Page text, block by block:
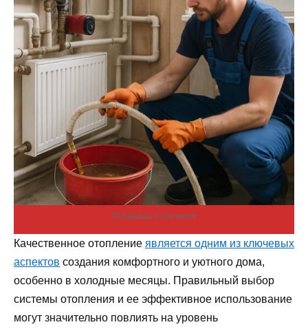
Промывка отопления
Качественное отопление является одним из ключевых
аспектов создания комфортного и уютного дома,
особенно в холодные месяцы. Правильный выбор
системы отопления и ее эффективное использование
могут значительно повлиять на уровень